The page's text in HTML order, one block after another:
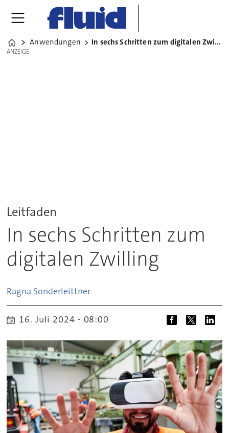
Home
Anwendungen In sechs Schritten zum digitalen Zwilling
ANZEIGE
ANZEIGE
Leitfaden
In sechs Schritten zum
digitalen Zwilling
Ragna Sonderleittner
16. Juli 2024 - 08:00